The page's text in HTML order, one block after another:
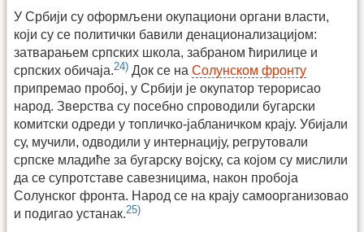
У Србији су оформљени окупациони органи власти,
који су се политички бавили денационализацијом:
затварањем српских школа, забраном ћирилице и
српских обичаја.24) Док се на Солунском фронту
припремао пробој, у Србији је окупатор терорисао
народ. Зверства су посебно спроводили бугарски
комитски одреди у топличко-јабланичком крају. Убијали
су, мучили, одводили у интернацију, регрутовали
српске младиће за бугарску војску, са којом су мислили
да се супротставе савезницима, након пробоја
Солунског фронта. Народ се на крају самоорганизовао
и подигао устанак.25)